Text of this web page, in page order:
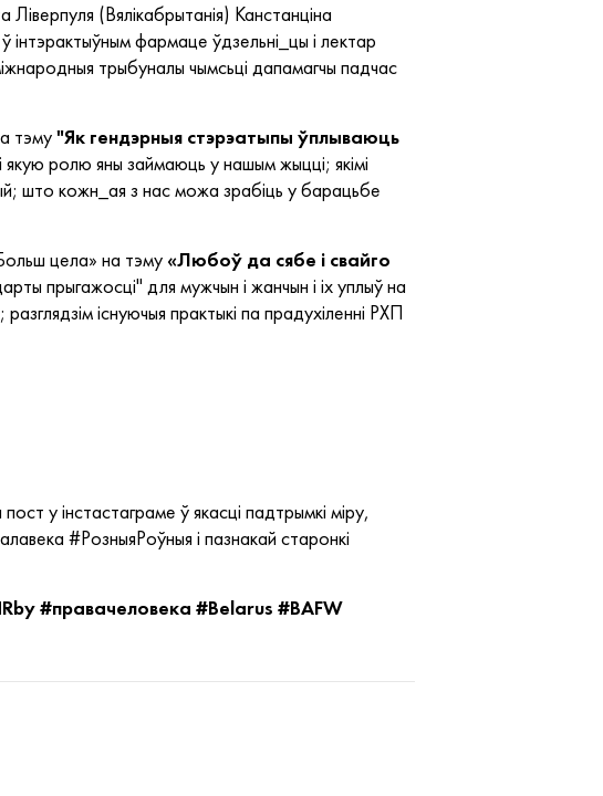
(Вялікабрытанія) Канстанціна
інтэрактыўным фармаце ўдзельні_цы і лектар
трыбуналы чымсьці дапамагчы падчас
тэму"Як гендэрныя стэрэатыпы ўплываюць
ролю яны займаюць у нашым жыцці; якімі
што кожн_ая з нас можа зрабіць у барацьбе
цела» на тэму «Любоў да сябе і свайго
прыгажосці" для мужчын і жанчын і іх уплыў на
існуючыя практыкі па прадухіленні РХП
у інстастаграме ў якасці падтрымкі міру,
#РозныяРоўныя і пазнакай старонкі
#правачеловека #Belarus #BAFW